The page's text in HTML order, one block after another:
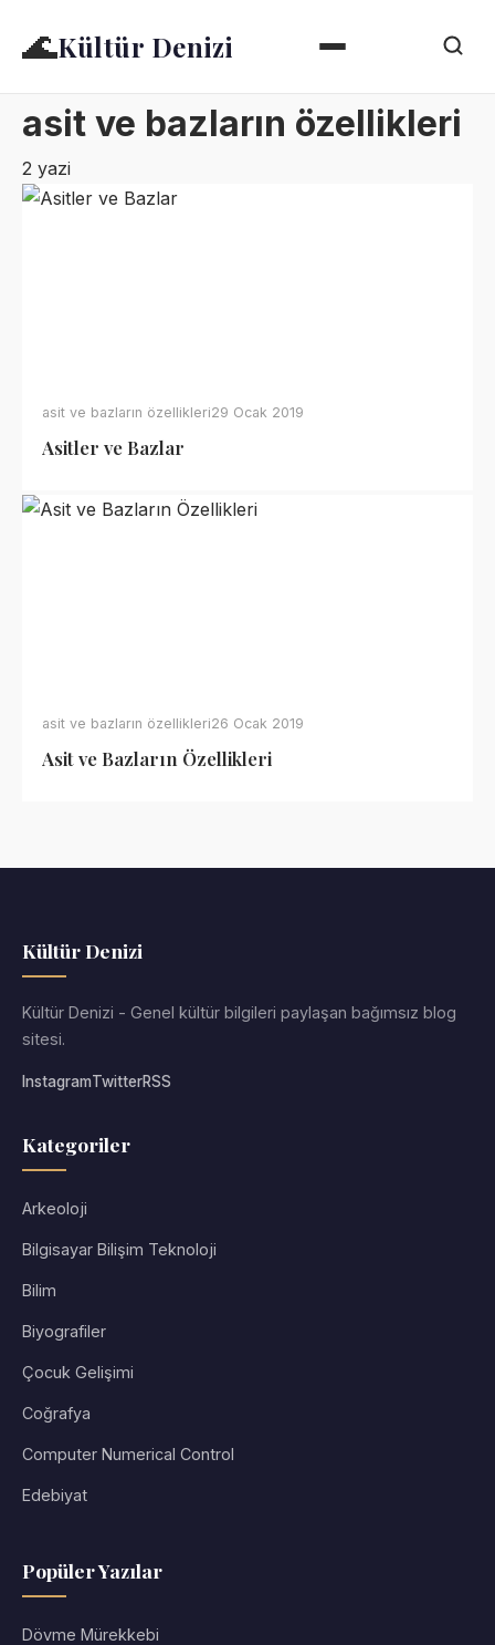
🌊Kültür Denizi
asit ve bazların özellikleri
2 yazi
asit ve bazların özellikleri29 Ocak 2019
Asitler ve Bazlar
asit ve bazların özellikleri26 Ocak 2019
Asit ve Bazların Özellikleri
Kültür Denizi
Kültür Denizi - Genel kültür bilgileri paylaşan bağımsız blog
sitesi.
InstagramTwitterRSS
Kategoriler
Arkeoloji
Bilgisayar Bilişim Teknoloji
Bilim
Biyografiler
Çocuk Gelişimi
Coğrafya
Computer Numerical Control
Edebiyat
Popüler Yazılar
Dövme Mürekkebi